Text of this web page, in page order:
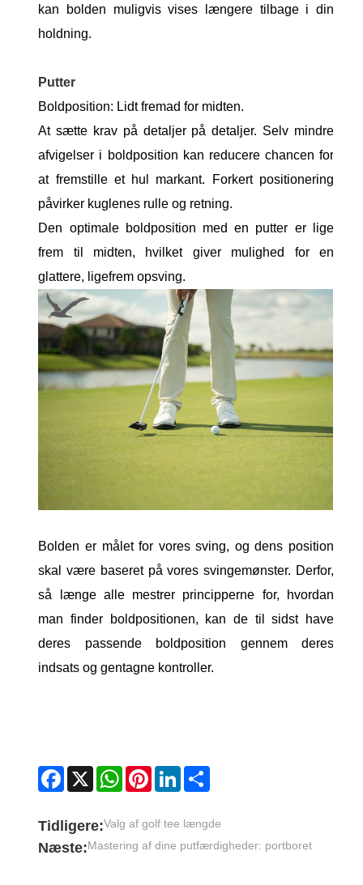
kan bolden muligvis vises længere tilbage i din
holdning.
Putter
Boldposition: Lidt fremad for midten.
At sætte krav på detaljer på detaljer. Selv mindre
afvigelser i boldposition kan reducere chancen for
at fremstille et hul markant. Forkert positionering
påvirker kuglenes rulle og retning.
Den optimale boldposition med en putter er lige
frem til midten, hvilket giver mulighed for en
glattere, ligefrem opsving.
Bolden er målet for vores sving, og dens position
skal være baseret på vores svingemønster. Derfor,
så længe alle mestrer principperne for, hvordan
man finder boldpositionen, kan de til sidst have
deres passende boldposition gennem deres
indsats og gentagne kontroller.
Facebook
X WhatsAppPinterestLinkedIn
Tidligere:Valg af golf tee længde
Næste:Mastering af dine putfærdigheder: portboret